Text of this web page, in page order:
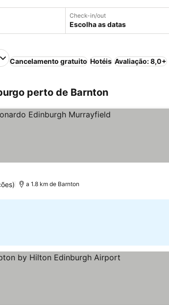
Check-in/out
Escolha as datas
Cancelamento gratuito Hotéis Avaliação: 8,0+
perto de Barnton
a 1.8 km de Barnton